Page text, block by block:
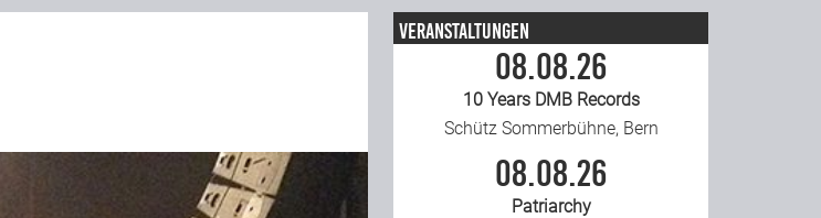
Veranstaltungen
08.08.26
10 Years DMB Records
Schütz Sommerbühne, Bern
08.08.26
Patriarchy